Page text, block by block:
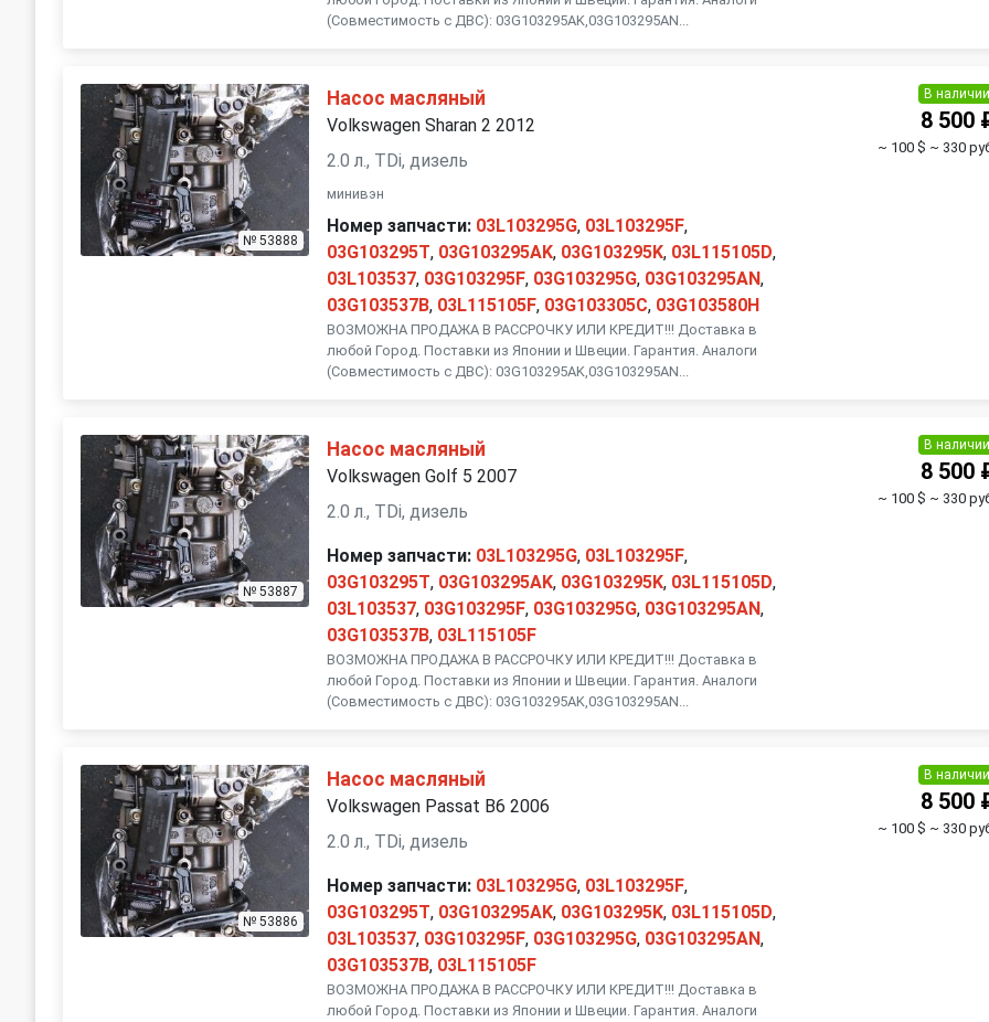
(Совместимость с ДВС): 03G103295AK,03G103295AN...
№ 53888
Насос масляный
Volkswagen Sharan 2 2012
2.0 л., TDi, дизель
минивэн
Номер запчасти: 03L103295G, 03L103295F,
03G103295T, 03G103295AK, 03G103295K, 03L115105D,
03L103537, 03G103295F, 03G103295G, 03G103295AN,
03G103537B, 03L115105F, 03G103305C, 03G103580H
ВОЗМОЖНА ПРОДАЖА В РАССРОЧКУ ИЛИ КРЕДИТ!!! Доставка в
любой Город. Поставки из Японии и Швеции. Гарантия. Аналоги
(Совместимость с ДВС): 03G103295AK,03G103295AN...
В наличии
8 500
~ 100 $ ~ 330
№ 53887
Насос масляный
Volkswagen Golf 5 2007
2.0 л., TDi, дизель
Номер запчасти: 03L103295G, 03L103295F,
03G103295T, 03G103295AK, 03G103295K, 03L115105D,
03L103537, 03G103295F, 03G103295G, 03G103295AN,
03G103537B, 03L115105F
ВОЗМОЖНА ПРОДАЖА В РАССРОЧКУ ИЛИ КРЕДИТ!!! Доставка в
любой Город. Поставки из Японии и Швеции. Гарантия. Аналоги
(Совместимость с ДВС): 03G103295AK,03G103295AN...
В наличии
8 500
~ 100 $ ~ 330
№ 53886
Насос масляный
Volkswagen Passat B6 2006
2.0 л., TDi, дизель
Номер запчасти: 03L103295G, 03L103295F,
03G103295T, 03G103295AK, 03G103295K, 03L115105D,
03L103537, 03G103295F, 03G103295G, 03G103295AN,
03G103537B, 03L115105F
ВОЗМОЖНА ПРОДАЖА В РАССРОЧКУ ИЛИ КРЕДИТ!!! Доставка в
любой Город. Поставки из Японии и Швеции. Гарантия. Аналоги
В наличии
8 500
~ 100 $ ~ 330